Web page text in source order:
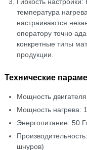
температура
настраиваются
оператору точно
конкретные типы
продукции.
Технические
Мощность
Мощность нагрева:
Энергопитание: 50
шнуров)